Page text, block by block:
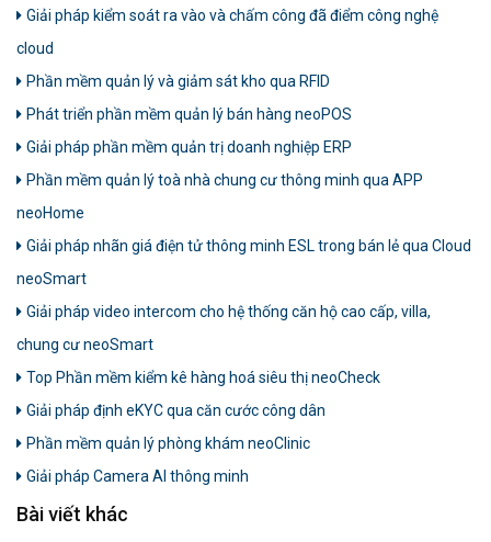
Giải pháp kiểm soát ra vào và chấm công đã điểm công nghệ
cloud
Phần mềm quản lý và giảm sát kho qua RFID
Phát triển phần mềm quản lý bán hàng neoPOS
Giải pháp phần mềm quản trị doanh nghiệp ERP
Phần mềm quản lý toà nhà chung cư thông minh qua APP
neoHome
Giải pháp nhãn giá điện tử thông minh ESL trong bán lẻ qua Cloud
neoSmart
Giải pháp video intercom cho hệ thống căn hộ cao cấp, villa,
chung cư neoSmart
Top Phần mềm kiểm kê hàng hoá siêu thị neoCheck
Giải pháp định eKYC qua căn cước công dân
Phần mềm quản lý phòng khám neoClinic
Giải pháp Camera AI thông minh
Bài viết khác